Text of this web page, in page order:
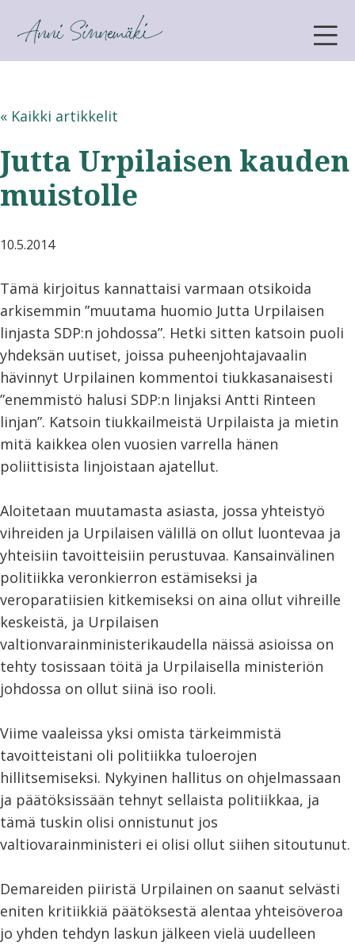
ANNI SINNEMÄKI
« Kaikki artikkelit
Jutta Urpilaisen kauden
muistolle
10.5.2014
Tämä kirjoitus kannattaisi varmaan otsikoida
arkisemmin ”muutama huomio Jutta Urpilaisen
linjasta SDP:n johdossa”. Hetki sitten katsoin puoli
yhdeksän uutiset, joissa puheenjohtajavaalin
hävinnyt Urpilainen kommentoi tiukkasanaisesti
”enemmistö halusi SDP:n linjaksi Antti Rinteen
linjan”. Katsoin tiukkailmeistä Urpilaista ja mietin
mitä kaikkea olen vuosien varrella hänen
poliittisista linjoistaan ajatellut.
Aloitetaan muutamasta asiasta, jossa yhteistyö
vihreiden ja Urpilaisen välillä on ollut luontevaa ja
yhteisiin tavoitteisiin perustuvaa. Kansainvälinen
politiikka veronkierron estämiseksi ja
veroparatiisien kitkemiseksi on aina ollut vihreille
keskeistä, ja Urpilaisen
valtionvarainministerikaudella näissä asioissa on
tehty tosissaan töitä ja Urpilaisella ministeriön
johdossa on ollut siinä iso rooli.
Viime vaaleissa yksi omista tärkeimmistä
tavoitteistani oli politiikka tuloerojen
hillitsemiseksi. Nykyinen hallitus on ohjelmassaan
ja päätöksissään tehnyt sellaista politiikkaa, ja
tämä tuskin olisi onnistunut jos
valtiovarainministeri ei olisi ollut siihen sitoutunut.
Demareiden piiristä Urpilainen on saanut selvästi
eniten kritiikkiä päätöksestä alentaa yhteisöveroa
jo yhden tehdyn laskun jälkeen vielä uudelleen